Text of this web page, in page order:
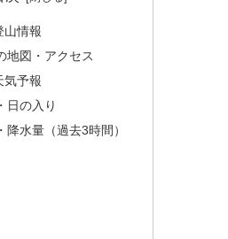
山情報
地図・アクセス
気予報
日の入り
降水量（過去3時間）